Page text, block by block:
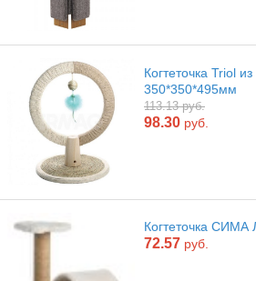
Когтеточка Triol
350*350*495мм
113.13 руб.
98.30 руб.
Когтеточка СИМА
72.57 руб.